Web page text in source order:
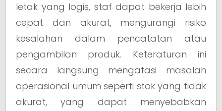
letak yang logis, staf dapat bekerja lebih
cepat dan akurat, mengurangi risiko
kesalahan dalam pencatatan atau
pengambilan produk. Keteraturan ini
secara langsung mengatasi masalah
operasional umum seperti stok yang tidak
akurat, yang dapat menyebabkan